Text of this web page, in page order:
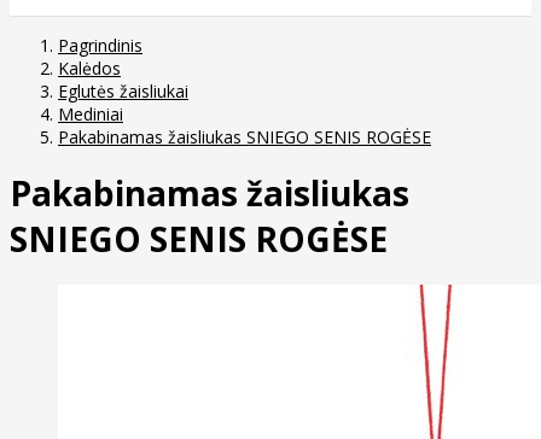
Pagrindinis
Kalėdos
Eglutės žaisliukai
Mediniai
Pakabinamas žaisliukas SNIEGO SENIS ROGĖSE
Pakabinamas žaisliukas
SNIEGO SENIS ROGĖSE